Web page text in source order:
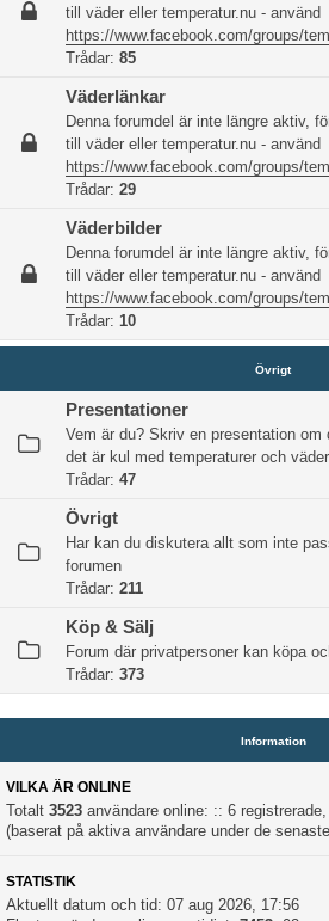
till väder eller temperatur.nu - använd
https://www.facebook.com/groups/
Trådar: 85
Väderlänkar
Denna forumdel är inte längre aktiv,
till väder eller temperatur.nu - använd
https://www.facebook.com/groups/
Trådar: 29
Väderbilder
Denna forumdel är inte längre aktiv,
till väder eller temperatur.nu - använd
https://www.facebook.com/groups/
Trådar: 10
Övrigt
Presentationer
Vem är du? Skriv en presentation
det är kul med temperaturer och
Trådar: 47
Övrigt
Har kan du diskutera allt som inte
forumen
Trådar: 211
Köp & Sälj
Forum där privatpersoner kan köpa
Trådar: 373
Information
VILKA ÄR ONLINE
Totalt 3523 användare online: :: 6
(baserat på aktiva användare under de
STATISTIK
Aktuellt datum och tid: 07 aug 2026, 17:56